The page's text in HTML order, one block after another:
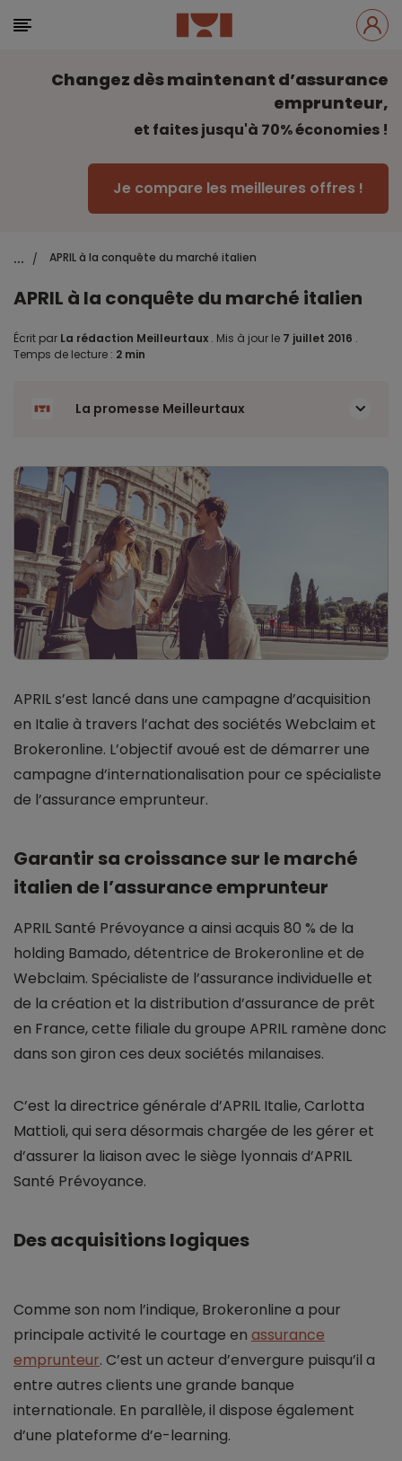
Changez dès maintenant d’assurance
emprunteur,
et faites jusqu'à 70% économies !
Je compare les meilleures offres !
... / APRIL à la conquête du marché italien
APRIL à la conquête du marché italien
Écrit par La rédaction Meilleurtaux . Mis à jour le 7 juillet 2016 .
Temps de lecture : 2 min
La promesse Meilleurtaux
APRIL s’est lancé dans une campagne d’acquisition
en Italie à travers l’achat des sociétés Webclaim et
Brokeronline. L’objectif avoué est de démarrer une
campagne d’internationalisation pour ce spécialiste
de l’assurance emprunteur.
Garantir sa croissance sur le marché
italien de l’assurance emprunteur
APRIL Santé Prévoyance a ainsi acquis 80 % de la
holding Bamado, détentrice de Brokeronline et de
Webclaim. Spécialiste de l’assurance individuelle et
de la création et la distribution d’assurance de prêt
en France, cette filiale du groupe APRIL ramène donc
dans son giron ces deux sociétés milanaises.
C’est la directrice générale d’APRIL Italie, Carlotta
Mattioli, qui sera désormais chargée de les gérer et
d’assurer la liaison avec le siège lyonnais d’APRIL
Santé Prévoyance.
Des acquisitions logiques
Comme son nom l’indique, Brokeronline a pour
principale activité le courtage en assurance
emprunteur. C’est un acteur d’envergure puisqu’il a
entre autres clients une grande banque
internationale. En parallèle, il dispose également
d’une plateforme d’e-learning.